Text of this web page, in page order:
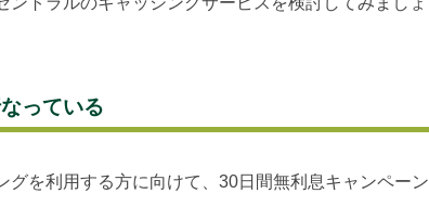
っている
グを利用する方に向けて、30日間無利息キャンペーン